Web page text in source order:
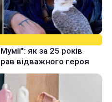
як за 25 років
відважного героя